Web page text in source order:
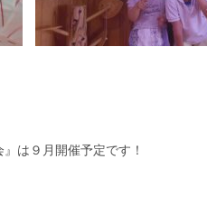
は９月開催予定です！